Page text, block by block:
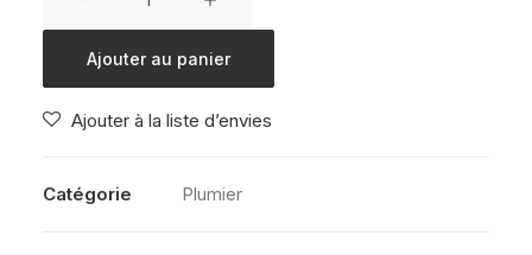
MARINE
Ajouter au panier
Ajouter à la liste d’envies
Catégorie Plumier